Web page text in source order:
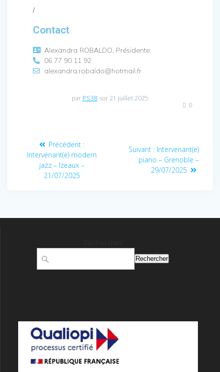
/
Contact
Alexandra ROBALDO, Présidente
06 77 90 11 92
alexandra.robaldo@hotmail.fr
par PS38 sur 21 juillet 2025
0
Précédent :
Intervenant(e) modern
jazz – Izeaux –
21/07/2025
Suivant : Intervenant(e)
piano – Grenoble –
29/07/2025
Rechercher